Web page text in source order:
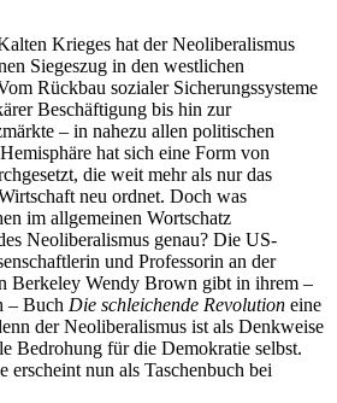
Krieges hat der Neoliberalismus
Siegeszug in den westlichen
Rückbau sozialer Sicherungssysteme
Beschäftigung bis hin zur
– in nahezu allen politischen
hat sich eine Form von
die weit mehr als nur das
neu ordnet. Doch was
im allgemeinen Wortschatz
Neoliberalismus genau? Die US-
und Professorin an der
Berkeley Wendy Brown gibt in ihrem –
– Buch Die schleichende Revolution eine
der Neoliberalismus ist als Denkweise
Bedrohung für die Demokratie selbst.
erscheint nun als Taschenbuch bei